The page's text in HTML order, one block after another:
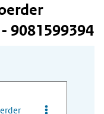
9081599394
Opties van